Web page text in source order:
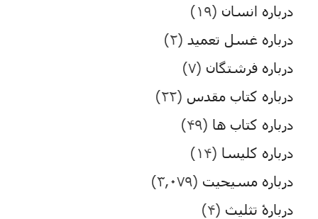
درباره انسان (۱۹)
درباره غسل تعمید (۲)
درباره فرشتگان (۷)
درباره کتاب مقدس (۲۲)
درباره کتاب ها (۴۹)
درباره کلیسا (۱۴)
درباره مسیحیت (۳,۰۷۹)
دربارۀ تثلیث (۴)